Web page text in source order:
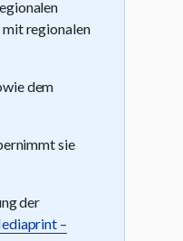
regionalen
dem
sie
der
–